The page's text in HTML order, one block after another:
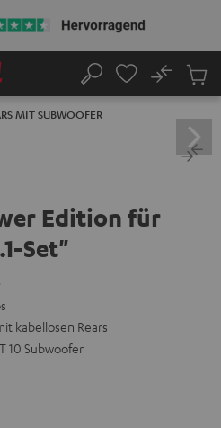
Suche
No
MIT SUBWOOFER
Edition für
Set"
kabellosen Rears
10 Subwoofer